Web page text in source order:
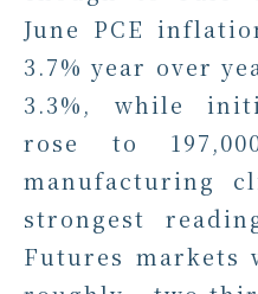
June PCE
3.7% year over
3.3%, while
rose to
manufacturing
strongest
Futures